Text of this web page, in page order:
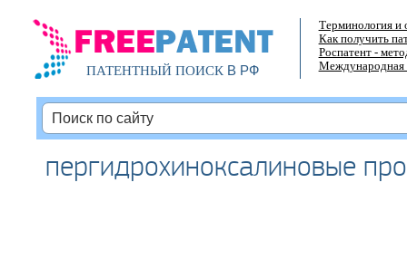
ПАТЕНТНЫЙ ПОИСКВ РФ
Терминология и
Как получить
Роспатент -
Международная
пергидрохиноксалиновые